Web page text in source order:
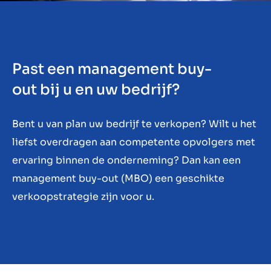
Past een management buy-
out bij u en uw bedrijf?
Bent u van plan uw bedrijf te verkopen? Wilt u het
liefst overdragen aan competente opvolgers met
ervaring binnen de onderneming? Dan kan een
management buy-out (MBO) een geschikte
verkoopstrategie zijn voor u.